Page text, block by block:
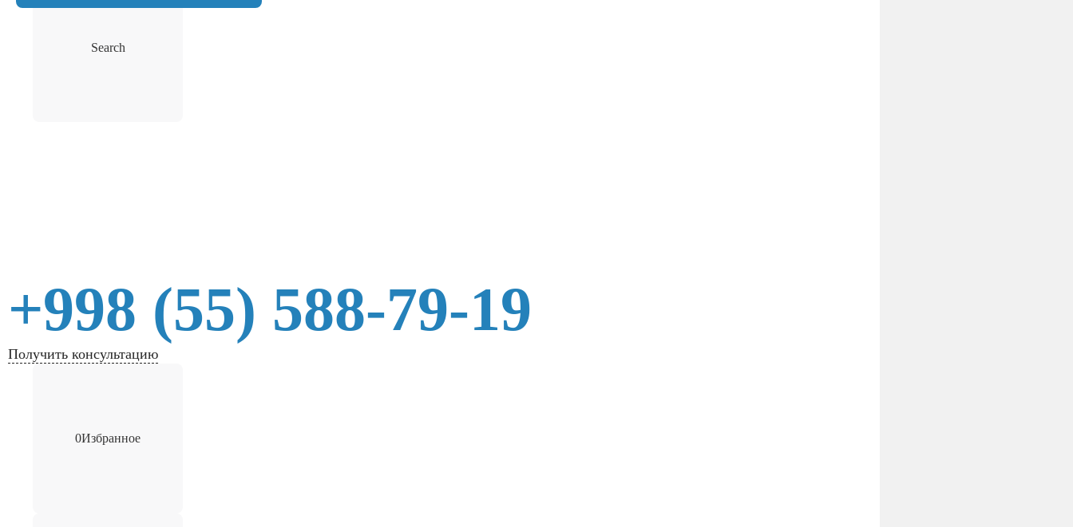
Search
+998 (55) 588-79-19
Получить консультацию
0Избранное